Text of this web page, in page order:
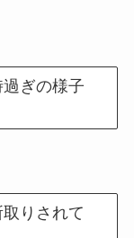
ぎの様子
りされて